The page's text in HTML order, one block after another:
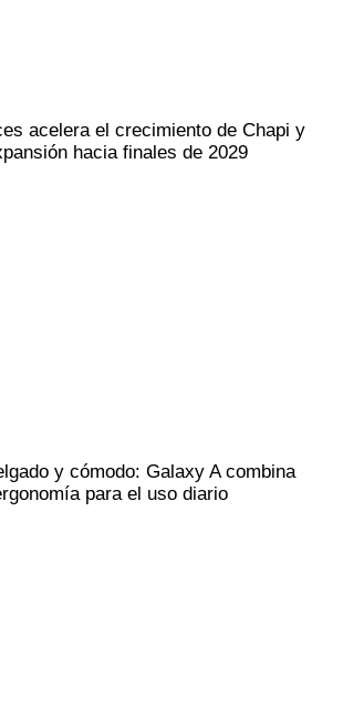
acelera el crecimiento de Chapi y
hacia finales de 2029
y cómodo: Galaxy A combina
para el uso diario